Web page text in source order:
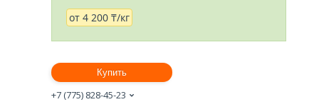
от 4 200 ₸/кг
Купить
+7 (775) 828-45-23